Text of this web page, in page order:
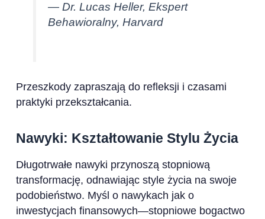
— Dr. Lucas Heller, Ekspert
Behawioralny, Harvard
Przeszkody zapraszają do refleksji i czasami
praktyki przekształcania.
Nawyki: Kształtowanie Stylu Życia
Długotrwałe nawyki przynoszą stopniową
transformację, odnawiając style życia na swoje
podobieństwo. Myśl o nawykach jak o
inwestycjach finansowych—stopniowe bogactwo